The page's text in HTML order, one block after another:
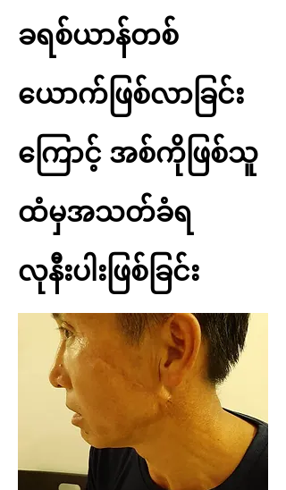
ခရစ်ယာန်တစ်
ယောက်ဖြစ်လာခြင်း
ကြောင့် အစ်ကိုဖြစ်သူ
ထံမှအသတ်ခံရ
လုနီးပါးဖြစ်ခြင်း